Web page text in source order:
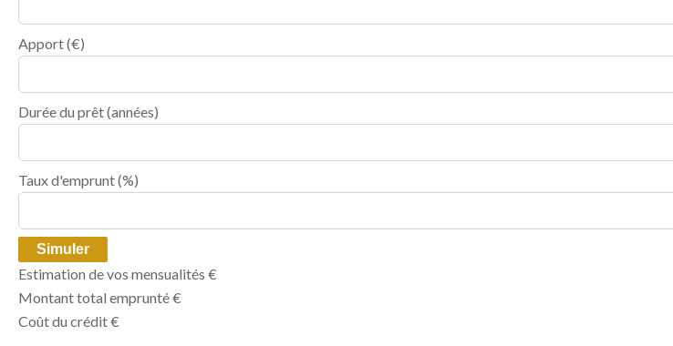
Apport(€)
Durée du prêt(années)
Taux d'emprunt(%)
Simuler
Estimation de vos mensualités €
Montant total emprunté€
Coût du crédit€